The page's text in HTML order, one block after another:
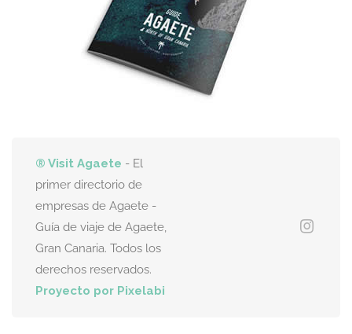
® Visit Agaete - El
primer directorio de
empresas de Agaete -
Guía de viaje de Agaete,
Gran Canaria. Todos los
derechos reservados.
Proyecto por Pixelabi